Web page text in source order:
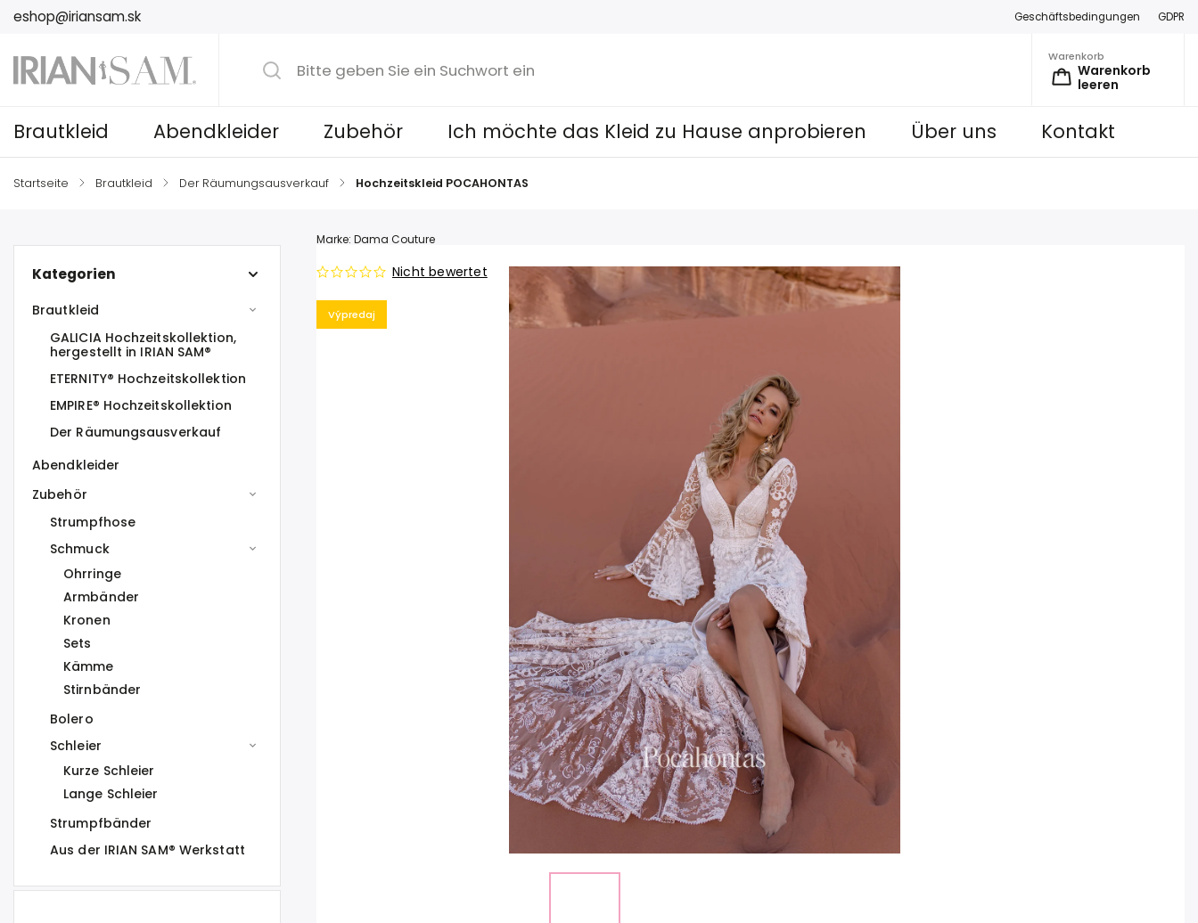
eshop@iriansam.sk Geschäftsbedingungen GDPR
Warenkorb
Warenkorb
leeren
Brautkleid Abendkleider Zubehör Ich möchte das Kleid zu Hause anprobieren Über uns Kontakt
Startseite / Brautkleid / Der Räumungsausverkauf / Hochzeitskleid POCAHONTAS
Kategorien
Brautkleid
GALICIA Hochzeitskollektion,
hergestellt in IRIAN SAM®
ETERNITY® Hochzeitskollektion
EMPIRE® Hochzeitskollektion
Der Räumungsausverkauf
Abendkleider
Zubehör
Strumpfhose
Schmuck
Ohrringe
Armbänder
Kronen
Sets
Kämme
Stirnbänder
Bolero
Schleier
Kurze Schleier
Lange Schleier
Strumpfbänder
Aus der IRIAN SAM® Werkstatt
Výpredaj
Nicht bewertet
Marke: Dama Couture